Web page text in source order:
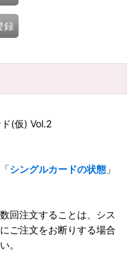
録
(仮) Vol.2
シングルカードの状態 」
回注文することは、シス
ご注文をお断りする場合
。